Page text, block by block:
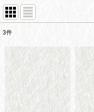
並び順:
3件